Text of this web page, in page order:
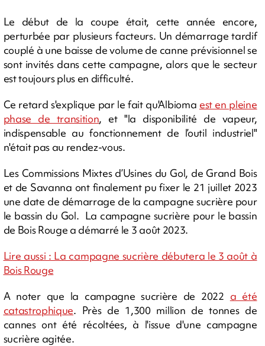
Le début de la coupe était, cette année encore,
perturbée par plusieurs facteurs. Un démarrage tardif
couplé à une baisse de volume de canne prévisionnel se
sont invités dans cette campagne, alors que le secteur
est toujours plus en difficulté.
Ce retard s'explique par le fait qu'Albioma est en pleine
phase de transition, et "la disponibilité de vapeur,
indispensable au fonctionnement de l’outil industriel"
n'était pas au rendez-vous.
Les Commissions Mixtes d’Usines du Gol, de Grand Bois
et de Savanna ont finalement pu fixer le 21 juillet 2023
une date de démarrage de la campagne sucrière pour
le bassin du Gol. La campagne sucrière pour le bassin
de Bois Rouge a démarré le 3 août 2023.
Lire aussi : La campagne sucrière débutera le 3 août à
Bois Rouge
A noter que la campagne sucrière de 2022 a été
catastrophique. Près de 1,300 million de tonnes de
cannes ont été récoltées, à l'issue d'une campagne
sucrière agitée.